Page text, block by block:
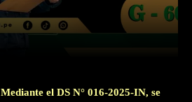
Twitter
Mediante el DS N° 016-2025-IN, se